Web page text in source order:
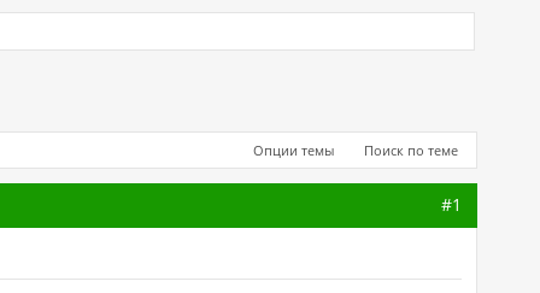
Опции темы Поиск по теме
#1